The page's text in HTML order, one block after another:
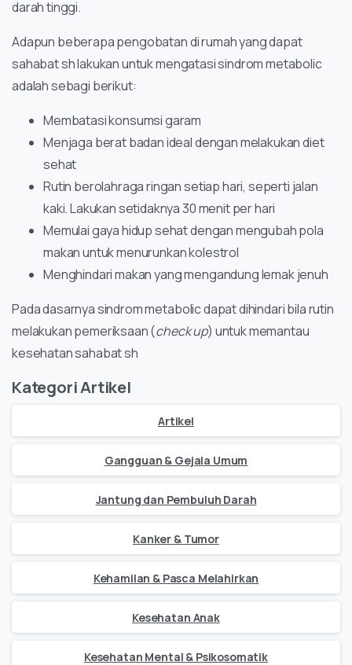
darah tinggi.
Adapun beberapa pengobatan di rumah yang dapat
sahabat sh lakukan untuk mengatasi sindrom metabolic
adalah sebagi berikut:
Membatasi konsumsi garam
Menjaga berat badan ideal dengan melakukan diet
sehat
Rutin berolahraga ringan setiap hari, seperti jalan
kaki. Lakukan setidaknya 30 menit per hari
Memulai gaya hidup sehat dengan mengubah pola
makan untuk menurunkan kolestrol
Menghindari makan yang mengandung lemak jenuh
Pada dasarnya sindrom metabolic dapat dihindari bila rutin
melakukan pemeriksaan (check up) untuk memantau
kesehatan sahabat sh
Kategori Artikel
Artikel
Gangguan & Gejala Umum
Jantung dan Pembuluh Darah
Kanker & Tumor
Kehamilan & Pasca Melahirkan
Kesehatan Anak
Kesehatan Mental & Psikosomatik